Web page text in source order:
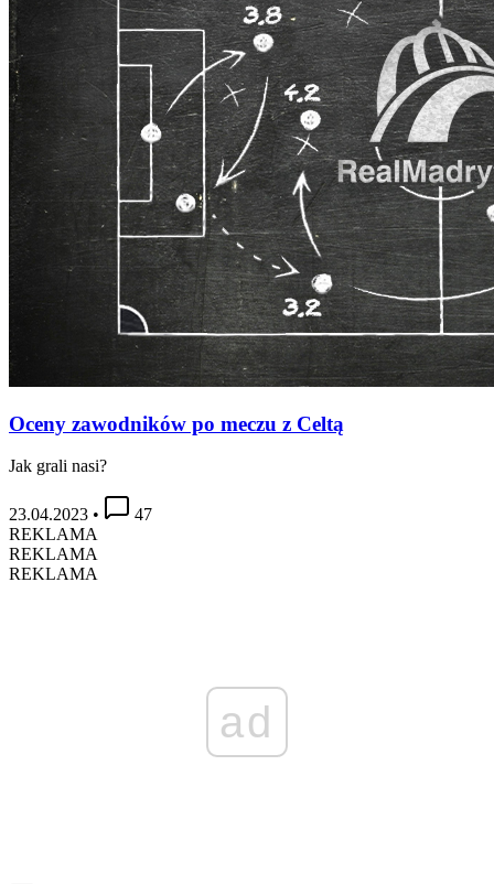
Oceny zawodników po meczu z Celtą
Jak grali nasi?
23.04.2023 •
47
REKLAMA
REKLAMA
REKLAMA
ad